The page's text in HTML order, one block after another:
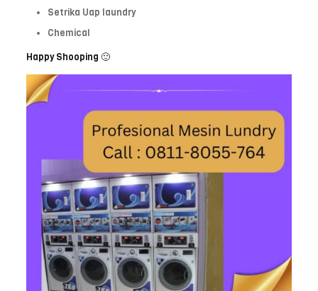
Setrika Uap laundry
Chemical
Happy Shooping 🙂